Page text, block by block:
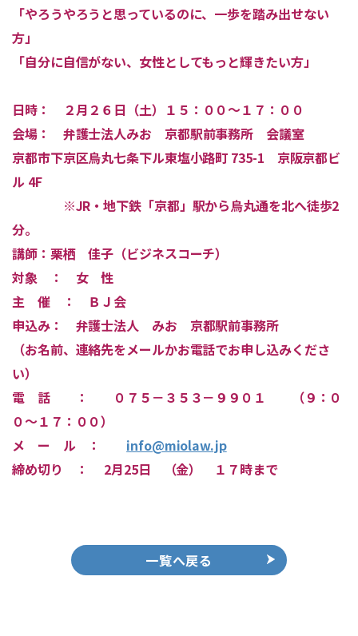
「やろうやろうと思っているのに、一歩を踏み出せない
方」
「自分に自信がない、女性としてもっと輝きたい方」
日時：
２月２６日（土）１５：００～１７：００
会場：
弁護士法人みお 京都駅前事務所 会議室
京都市下京区烏丸七条下ル東塩小路町 735-1 京阪京都ビ
ル 4F
※JR ・地下鉄「京都」駅から烏丸通を北へ徒歩2
分。
講師：栗栖 佳子（ビジネスコーチ）
対象 ：
女 性
主 催 ： ＢＪ会
申込み：
弁護士法人 みお 京都駅前事務所
（お名前、連絡先をメールかお電話でお申し込みくださ
い）
電 話 ： ０７５－３５３－９９０１ （９：０
０～１７：００）
メ ー ル ： info@miolaw.jp
締め切り ： 2月25日 （金） １７時まで
一覧へ戻る